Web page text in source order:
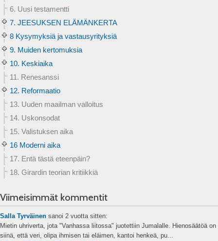
6. Uusi testamentti
7. JEESUKSEN ELÄMÄNKERTA
8 Kysymyksiä ja vastausyrityksiä
9. Muiden kertomuksia
10. Keskiaika
11. Renesanssi
12. Reformaatio
13. Uuden maailman valloitus
14. Uskonsodat
15. Valistuksen aika
16 Moderni aika
17. Entä tästä eteenpäin?
18. Girardin teorian kritiikkiä
Viimeisimmät kommentit
Salla Tyrväinen sanoi 2 vuotta sitten:
Mietin uhriverta, jota "Vanhassa liitossa" juotettiin Jumalalle. Hienosäätöä on
siinä, että veri, olipa ihmisen tai eläimen, kantoi henkeä, pu...